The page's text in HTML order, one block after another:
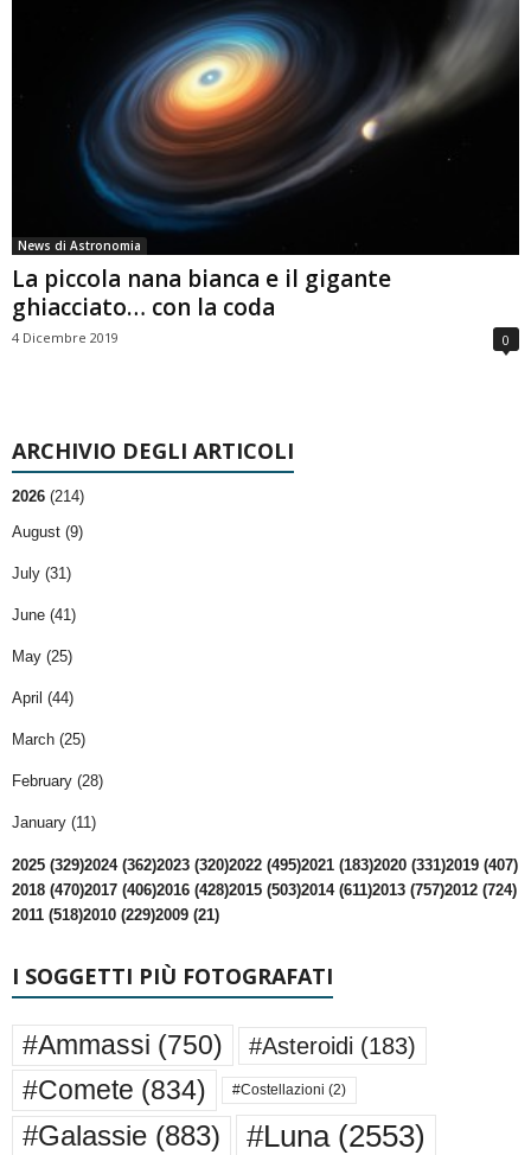
News di Astronomia
La piccola nana bianca e il gigante
ghiacciato… con la coda
4 Dicembre 2019 0
ARCHIVIO DEGLI ARTICOLI
2026 (214)
August (9)
July (31)
June (41)
May (25)
April (44)
March (25)
February (28)
January (11)
2025 (329)2024 (362)2023 (320)2022 (495)2021 (183)2020 (331)2019 (407)
2018 (470)2017 (406)2016 (428)2015 (503)2014 (611)2013 (757)2012 (724)
2011 (518)2010 (229)2009 (21)
I SOGGETTI PIÙ FOTOGRAFATI
#Ammassi (750) #Asteroidi (183)
#Comete (834) #Costellazioni (2)
#Galassie (883) #Luna(2553)